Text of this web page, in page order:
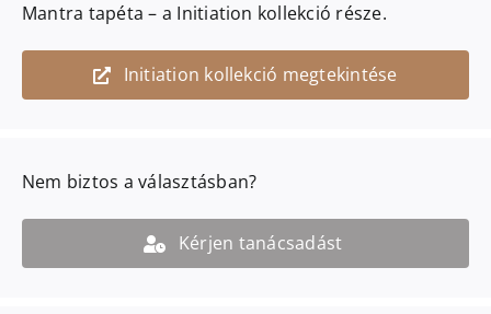
Mantra tapéta – a Initiation kollekció része.
Initiation kollekció megtekintése
Nem biztos a választásban?
Kérjen tanácsadást